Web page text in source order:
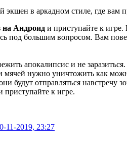
в аркадном стиле, где вам
на Андроид и приступайте к
под большим вопросом. Вам
апокалипсис и не
нужно уничтожить как
будут отправляться
приступайте к игре.
11-2019, 23:27